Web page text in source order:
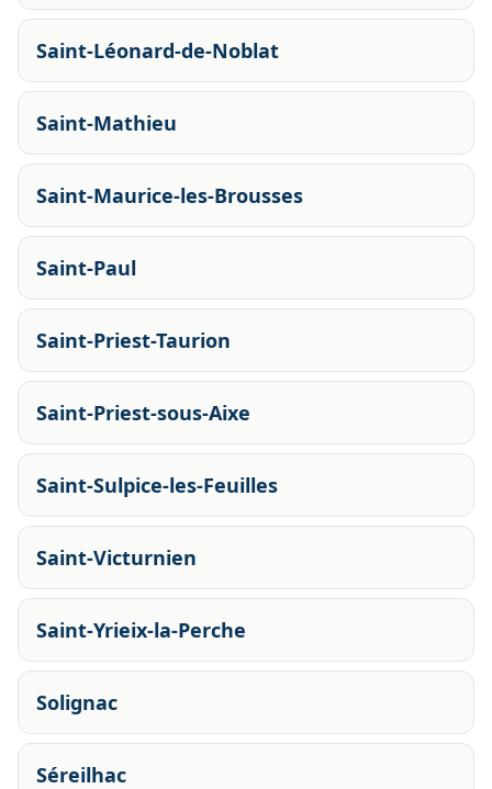
Saint-Léonard-de-Noblat
Saint-Mathieu
Saint-Maurice-les-Brousses
Saint-Paul
Saint-Priest-Taurion
Saint-Priest-sous-Aixe
Saint-Sulpice-les-Feuilles
Saint-Victurnien
Saint-Yrieix-la-Perche
Solignac
Séreilhac